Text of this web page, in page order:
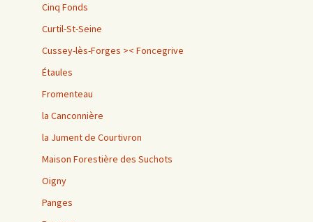
Cinq Fonds
Curtil-St-Seine
Cussey-lès-Forges >< Foncegrive
Étaules
Fromenteau
la Canconnière
la Jument de Courtivron
Maison Forestière des Suchots
Oigny
Panges